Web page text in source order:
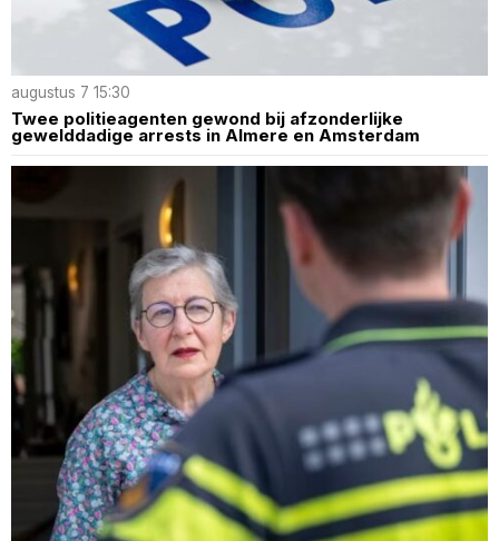
augustus 7 15:30
Twee politieagenten gewond bij afzonderlijke
gewelddadige arrests in Almere en Amsterdam